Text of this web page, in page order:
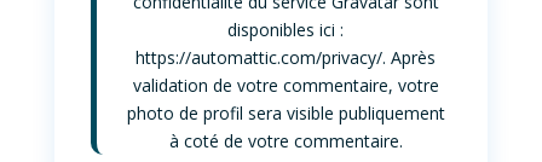
disponibles ici :
https://automattic.com/privacy/. Après
validation de votre commentaire, votre
photo de profil sera visible publiquement
à coté de votre commentaire.